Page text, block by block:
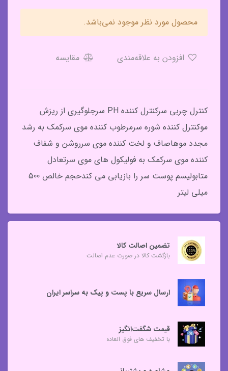
محصول مورد نظر موجود نمی‌باشد.
مقایسه
کنترل چربی سرکنترل کننده PH سرجلوگیری از ریزش
موکنترل کننده شوره سرمرطوب کننده موی سرکمک به رشد
مجدد موهاصاف و لخت کننده موی سرروشن و شفاف
کننده موی سرکمک به فولیکول های موی سرتعادل
متابولیسم پوست سر را بازیابی می کندحجم خالص 500
میلی لیتر
تضمین اصالت کالا
بازگشت کالا در صورت عدم اصالت
ارسال سریع با پست و پیک به سراسر ایران
قیمت شگفت‌انگیز
با تخفیف های فوق العاده